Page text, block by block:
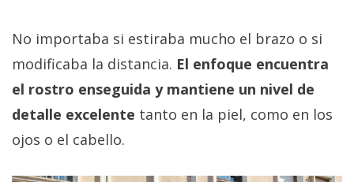
No importaba si estiraba mucho el brazo o si
modificaba la distancia. El enfoque encuentra
el rostro enseguida y mantiene un nivel de
detalle excelente tanto en la piel, como en los
ojos o el cabello.